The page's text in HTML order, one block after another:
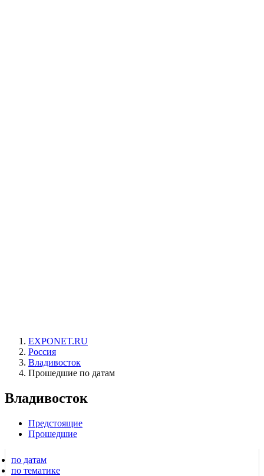
EXPONET.RU
Россия
Владивосток
Прошедшие по датам
Владивосток
Предстоящие
Прошедшие
по датам
по тематике